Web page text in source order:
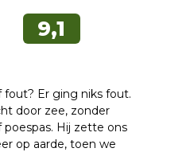
fout? Er ging niks fout.
door zee, zonder
Hij zette ons
op aarde, toen we